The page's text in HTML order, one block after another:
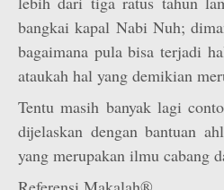
bangkai kapal Nabi Nuh;
bagaimana pula bisa terjadi
ataukah hal yang demikian
Tentu masih banyak lagi
dijelaskan dengan bantuan
yang merupakan ilmu cabang